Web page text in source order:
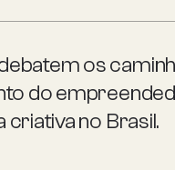
os
do
criativa no Brasil.